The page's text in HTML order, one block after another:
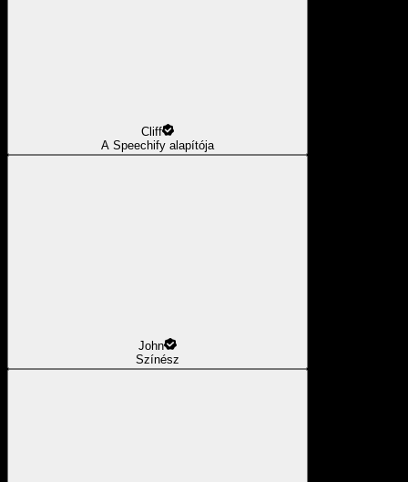
Cliff
A Speechify alapítója
John
Színész